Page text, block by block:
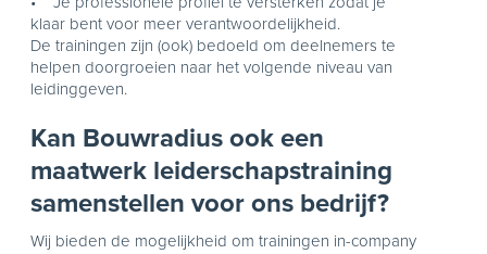
klaar bent voor meer verantwoordelijkheid.
De trainingen zijn (ook) bedoeld om deelnemers te
helpen doorgroeien naar het volgende niveau van
leidinggeven.
Kan Bouwradius ook een
maatwerk leiderschapstraining
samenstellen voor ons bedrijf?
Wij bieden de mogelijkheid om trainingen in-company